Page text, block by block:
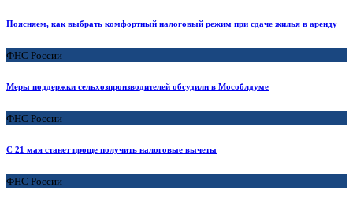
Поясняем, как выбрать комфортный налоговый режим при сдаче жилья в аренду
ФНС России
Меры поддержки сельхозпроизводителей обсудили в Мособлдуме
ФНС России
С 21 мая станет проще получить налоговые вычеты
ФНС России